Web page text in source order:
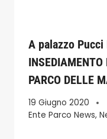
A palazzo Pucci
INSEDIAMENTO
PARCO DELLE
19 Giugno 2020
Ente Parco News,